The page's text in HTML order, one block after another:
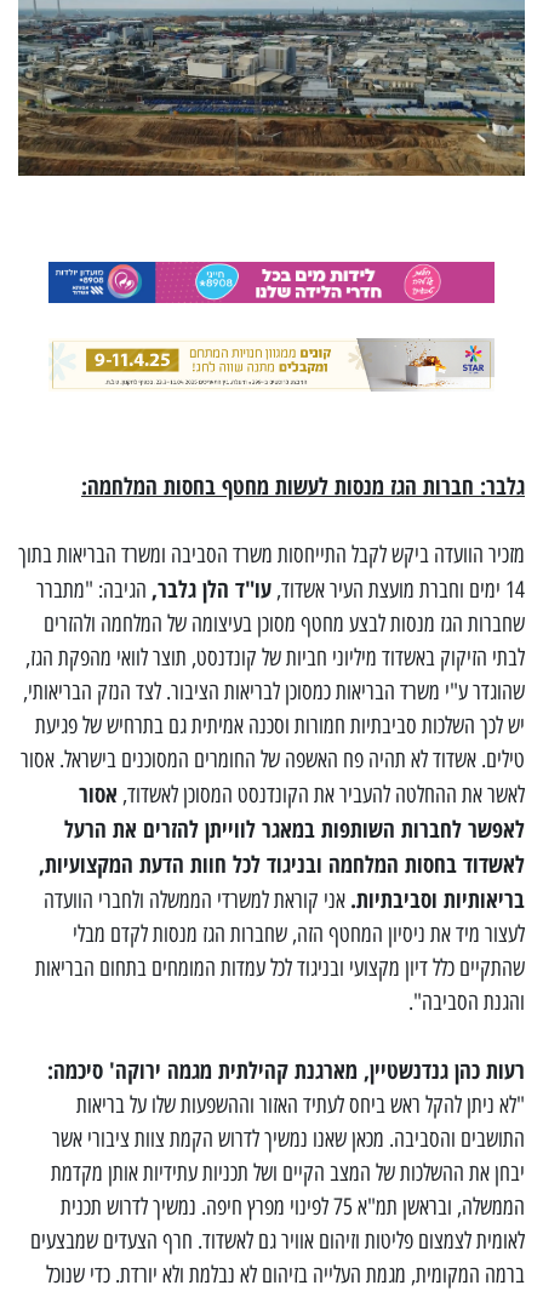
גלבר: חברות הגז מנסות לעשות מחטף בחסות המלחמה:
מזכיר הוועדה ביקש לקבל התייחסות משרד הסביבה ומשרד הבריאות בתוך
14 ימים וחברת מועצת העיר אשדוד,
עו"ד הלן גלבר, הגיבה: "מתברר
שחברות הגז מנסות לבצע מחטף מסוכן בעיצומה של המלחמה ולהזרים
לבתי הזיקוק באשדוד מיליוני חביות של קונדנסט, תוצר לוואי מהפקת הגז,
שהוגדר ע"י משרד הבריאות כמסוכן לבריאות הציבור. לצד הנזק הבריאותי,
יש לכך השלכות סביבתיות חמורות וסכנה אמיתית גם בתרחיש של פגיעת
טילים. אשדוד לא תהיה פח האשפה של החומרים המסוכנים בישראל. אסור
לאשר את ההחלטה להעביר את הקונדנסט המסוכן לאשדוד, אסור
לאפשר לחברות השותפות במאגר לווייתן להזרים את הרעל
לאשדוד בחסות המלחמה ובניגוד לכל חוות הדעת המקצועיות,
בריאותיות וסביבתיות. אני קוראת למשרדי הממשלה ולחברי הוועדה
לעצור מיד את ניסיון המחטף הזה, שחברות הגז מנסות לקדם מבלי
שהתקיים כלל דיון מקצועי ובניגוד לכל עמדות המומחים בתחום הבריאות
והגנת הסביבה".
רעות כהן גנדנשטיין, מארגנת קהילתית מגמה ירוקה' סיכמה:
"לא ניתן להקל ראש ביחס לעתיד האזור וההשפעות שלו על בריאות
התושבים והסביבה. מכאן שאנו נמשיך לדרוש הקמת צוות ציבורי אשר
יבחן את ההשלכות של המצב הקיים ושל תכניות עתידיות אותן מקדמת
הממשלה, ובראשן תמ"א 75 לפינוי מפרץ חיפה. נמשיך לדרוש תכנית
לאומית לצמצום פליטות וזיהום אוויר גם לאשדוד. חרף הצעדים שמבצעים
ברמה המקומית, מגמת העלייה בזיהום לא נבלמת ולא יורדת. כדי שנוכל